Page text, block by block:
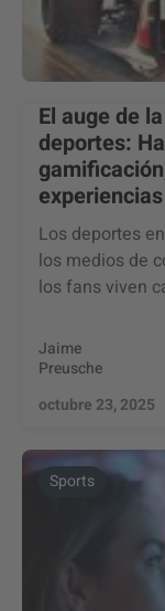
El auge de
deportes:
Los deportes
los medios de
los fans viven
Jaime
Preusche
octubre 23, 2025
Sports